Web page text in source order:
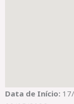
Data de Início: